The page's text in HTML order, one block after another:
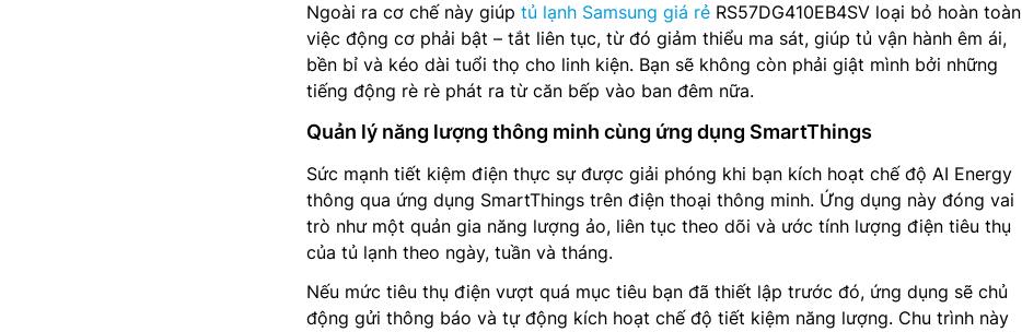
Ngoài ra cơ chế này giúp tủ lạnh Samsung giá rẻ RS57DG410EB4SV loại bỏ hoàn toàn
việc động cơ phải bật – tắt liên tục, từ đó giảm thiểu ma sát, giúp tủ vận hành êm ái,
bền bỉ và kéo dài tuổi thọ cho linh kiện. Bạn sẽ không còn phải giật mình bởi những
tiếng động rè rè phát ra từ căn bếp vào ban đêm nữa.
Quản lý năng lượng thông minh cùng ứng dụng SmartThings
Sức mạnh tiết kiệm điện thực sự được giải phóng khi bạn kích hoạt chế độ AI Energy
thông qua ứng dụng SmartThings trên điện thoại thông minh. Ứng dụng này đóng vai
trò như một quản gia năng lượng ảo, liên tục theo dõi và ước tính lượng điện tiêu thụ
của tủ lạnh theo ngày, tuần và tháng.
Nếu mức tiêu thụ điện vượt quá mục tiêu bạn đã thiết lập trước đó, ứng dụng sẽ chủ
động gửi thông báo và tự động kích hoạt chế độ tiết kiệm năng lượng. Chu trình này